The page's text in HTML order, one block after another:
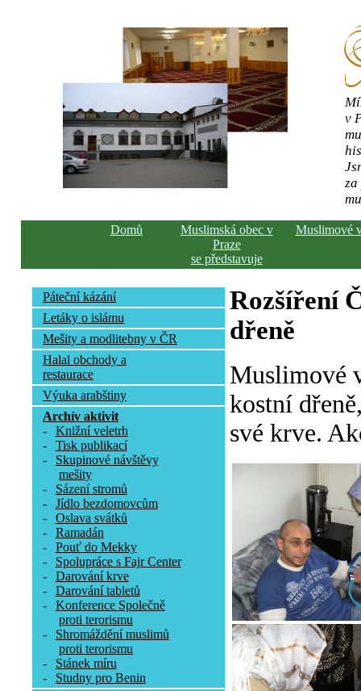
v
Domů
Muslimská obec v
Praze
se představuje
Muslimové
Páteční kázání
Letáky o islámu
Mešity a modlitebny v ČR
Halal obchody a
restaurace
Výuka arabštiny
Archív aktivit
-
Knižní veletrh
-
Tisk publikací
-
Skupinové návštěvy
mešity
-
Sázení stromů
-
Jídlo bezdomovcům
-
Oslava svátků
-
Ramadán
-
Pouť do Mekky
-
Spolupráce s Fajr Center
-
Darování krve
-
Darování tabletů
-
Konference Společně
proti terorismu
-
Shromáždění muslimů
proti terorismu
-
Stánek míru
-
Studny pro Benin
Rozšíření
dřeně
Muslimové
kostní
své krve.